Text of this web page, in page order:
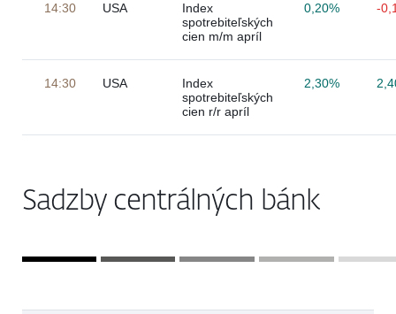
14:30 USA
Index
spotrebiteľských
cien m/m apríl
0,20% -
14:30 USA
Index
spotrebiteľských
cien r/r apríl
2,30%
Sadzby centrálných bánk